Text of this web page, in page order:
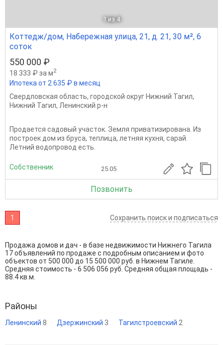
1 из 4
Коттедж/дом, Набережная улица, 21, д. 21, 30 м², 6
соток
550 000 ₽
18 333 ₽ за м2
Ипотека от 2 635 ₽ в месяц
Свердловская область, городской округ Нижний Тагил,
Нижний Тагил, Ленинский р-н
Продается садовый участок. Земля приватизирована. Из
построек дом из бруса, теплица, летняя кухня, сарай.
Летний водопровод есть.
Собственник 25.05
Позвонить
1 Сохранить поиск и подписаться
Продажа домов и дач - в базе недвижимости Нижнего Тагила
17 объявлений по продаже с подробным описанием и фото
объектов от 500 000 до 15 500 000 руб. в Нижнем Тагиле.
Средняя стоимость - 6 506 056 руб. Средняя общая площадь -
88.4 кв.м.
Районы
Ленинский 8 Дзержинский 3 Тагилстроевский 2